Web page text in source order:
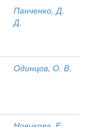
Панченко, Д.
Д.
Одинцов, О. В.